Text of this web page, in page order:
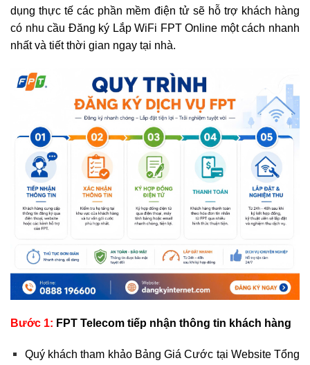
dụng thực tế các phần mềm điện tử sẽ hỗ trợ khách hàng
có nhu cầu Đăng ký Lắp WiFi FPT Online một cách nhanh
nhất và tiết thời gian ngay tại nhà.
Bước 1: FPT Telecom tiếp nhận thông tin khách hàng
Quý khách tham khảo Bảng Giá Cước tại Website Tổng